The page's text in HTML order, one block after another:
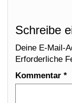
Schreibe
Deine E-Mail-
Erforderliche
Kommentar *